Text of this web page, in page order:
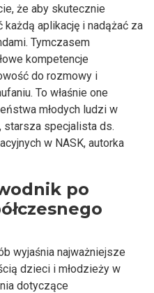
że aby skutecznie
aplikację i nadążać za
Tymczasem
kompetencje
do rozmowy i
To właśnie one
młodych ludzi w
starsza specjalista ds.
w NASK, autorka
po
wyjaśnia najważniejsze
dzieci i młodzieży w
dotyczące